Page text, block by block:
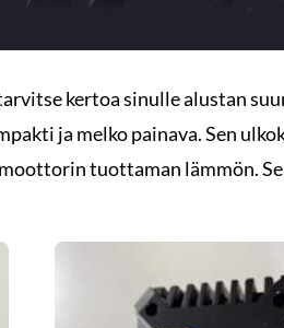
kertoa sinulle alustan
ja melko painava. Sen
tuottaman lämmön.